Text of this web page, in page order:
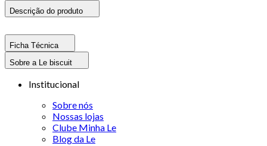
Descrição do produto
Ficha Técnica
Sobre a Le biscuit
Institucional
Sobre nós
Nossas lojas
Clube Minha Le
Blog da Le